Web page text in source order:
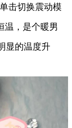
击切换震动模
温，是个暖男
显的温度升